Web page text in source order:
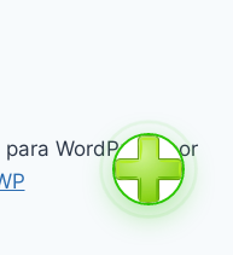
WordPress por